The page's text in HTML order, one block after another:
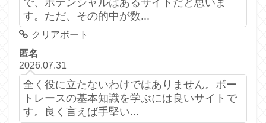
で、ポテンシャルはあるサイトだと思いま
す。ただ、その的中が数...
クリアボート
匿名
2026.07.31
全く役に立たないわけではありません。ボー
トレースの基本知識を学ぶには良いサイトで
す。良く言えば手堅い...